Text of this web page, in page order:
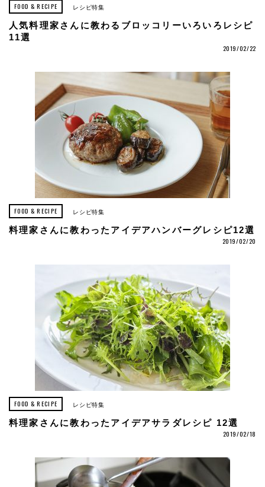
FOOD & RECIPE レシピ特集
人気料理家さんに教わるブロッコリーいろいろレシピ
11選
2019/02/22
FOOD & RECIPE レシピ特集
料理家さんに教わったアイデアハンバーグレシピ12選
2019/02/20
FOOD & RECIPE レシピ特集
料理家さんに教わったアイデアサラダレシピ 12選
2019/02/18